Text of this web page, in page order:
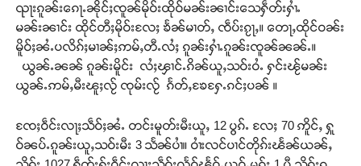
ၺႃးၵူၼ်းၵေႃႉၼိုင်ႈၸူၼ်မိုဝ်းထိုဝ်မၼ်းၼၢင်းသေႁဵတ်းႁၢႆႉ
မၼ်းၼၢင်း ထိုင်တီႈမိုဝ်းလႄႈ ၶႅၼ်မၢတ်ႇ ၸဵပ်းၵႂႃႇ။ တေႃႇထိုင်ဝၼ်း
မိူဝ်ႈၼႆႉပလိၵ်ႈမၢၼ်ႈဢမ်ႇတီႉလႆႈ ၵူၼ်းႁၢႆႉၵူၼ်းၸူၼ်ၼၼ်ႉ။
ယွၼ်ႉၼၼ် ၵူၼ်းမိူင်း လႆႈၾၢင်ႉၵိၼ်ယူႇသဝ်းဝႆႉ ႁင်းၽႂ်မၼ်း
ယွၼ်ႉဢမ်ႇမီးၽူႈလႂ် ၸုမ်းလႂ် ၵႅတ်ႇၶႄႁႄႉၵင်ႈပၼ် ။
ၸႄႈဝဵင်းလႃႈသဵဝ်ႈၼႆႉ တင်းမူတ်းမီးယူႇ 12 ပွၵ်ႉ လႄႈ 70 ဢိူင်ႇ ႁူ
ဝ်ၼပ်ႉၵူၼ်းယူႇသဝ်းမီး 3 သႅၼ်ပၢႆ။ ဝၢႆးလင်ပၢင်တိုၵ်းၽႅၼ်ယၼ်ႇ